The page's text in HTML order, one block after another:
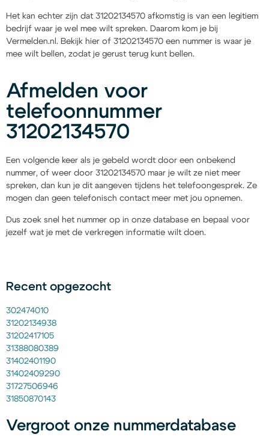
Het kan echter zijn dat 31202134570 afkomstig is van een legitiem
bedrijf waar je wel mee wilt spreken. Daarom kom je bij
Vermelden.nl. Bekijk hier of 31202134570 een nummer is waar je
mee wilt bellen, zodat je gerust terug kunt bellen.
Afmelden voor
telefoonnummer
31202134570
Een volgende keer als je gebeld wordt door een onbekend
nummer, of weer door 31202134570 maar je wilt ze niet meer
spreken, dan kun je dit aangeven tijdens het telefoongesprek. Ze
mogen dan geen telefonisch contact meer met jou opnemen.
Dus zoek snel het nummer op in onze database en bepaal voor
jezelf wat je met de verkregen informatie wilt doen.
Recent opgezocht
302474010
31202134938
31202417105
31388080389
31402401190
31402409290
31727506946
31850870143
Vergroot onze nummerdatabase